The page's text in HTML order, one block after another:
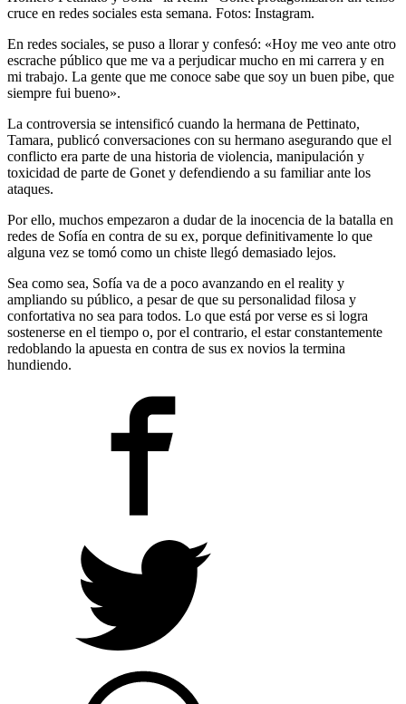
cruce en redes sociales esta semana. Fotos: Instagram.
En redes sociales, se puso a llorar y confesó: «Hoy me veo ante otro
escrache público que me va a perjudicar mucho en mi carrera y en
mi trabajo. La gente que me conoce sabe que soy un buen pibe, que
siempre fui bueno».
La controversia se intensificó cuando la hermana de Pettinato,
Tamara, publicó conversaciones con su hermano asegurando que el
conflicto era parte de una historia de violencia, manipulación y
toxicidad de parte de Gonet y defendiendo a su familiar ante los
ataques.
Por ello, muchos empezaron a dudar de la inocencia de la batalla en
redes de Sofía en contra de su ex, porque definitivamente lo que
alguna vez se tomó como un chiste llegó demasiado lejos.
Sea como sea, Sofía va de a poco avanzando en el reality y
ampliando su público, a pesar de que su personalidad filosa y
confortativa no sea para todos. Lo que está por verse es si logra
sostenerse en el tiempo o, por el contrario, el estar constantemente
redoblando la apuesta en contra de sus ex novios la termina
hundiendo.